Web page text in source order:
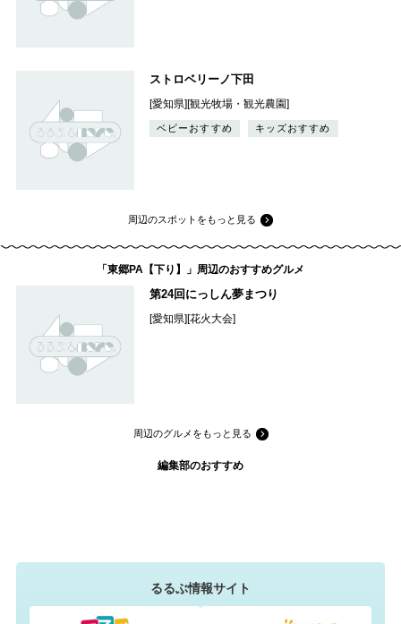
ストロベリーノ下田
[愛知県][観光牧場・観光農園]
ベビーおすすめ キッズおすすめ
周辺のスポットをもっと見る
「東郷PA【下り】」周辺のおすすめグルメ
第24回にっしん夢まつり
[愛知県][花火大会]
周辺のグルメをもっと見る
編集部のおすすめ
るるぶ情報サイト